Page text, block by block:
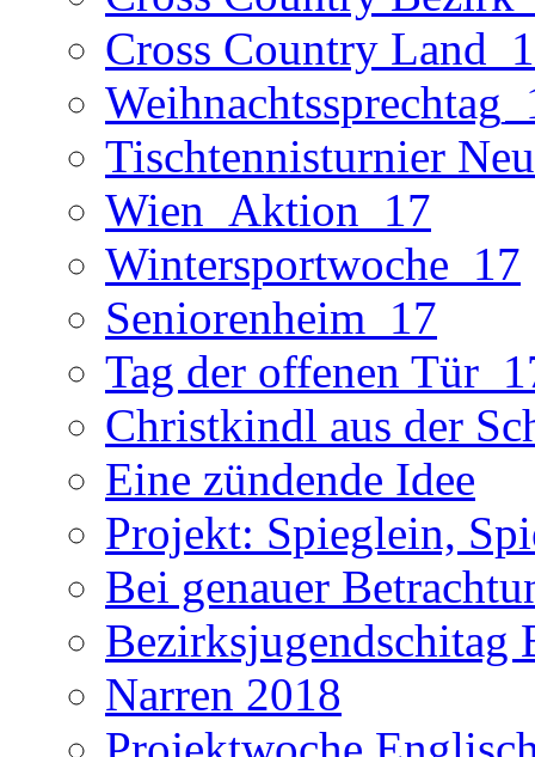
Cross Country
Tischtennisturnier
Wien_Aktion_17
Wintersportwoche_17
Seniorenheim_17
Tag der offenen
Christkindl aus der
Eine zündende Idee
Projekt: Spieglein,
Bei genauer
Bezirksjugendschitag
Narren 2018